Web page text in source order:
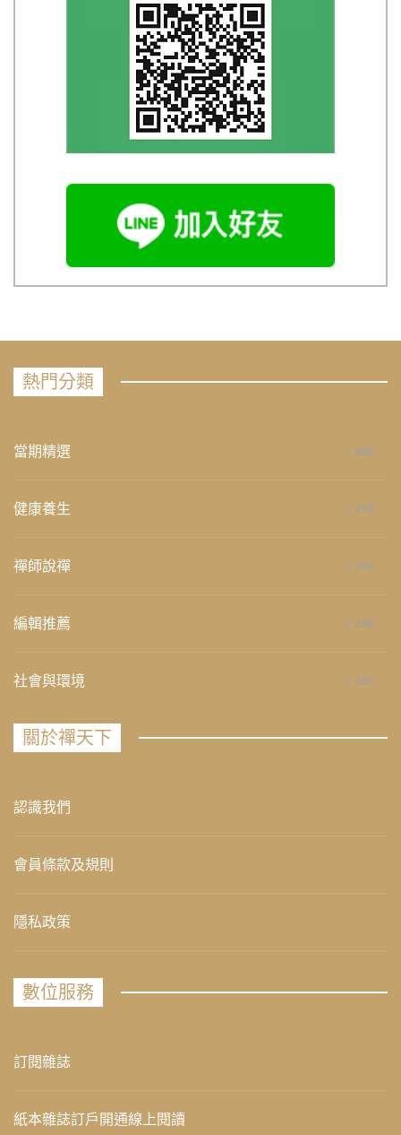
熱門分類
當期精選 658
健康養生 276
禪師說禪 267
編輯推薦 236
社會與環境 235
關於禪天下
認識我們
會員條款及規則
隱私政策
數位服務
訂閱雜誌
紙本雜誌訂戶開通線上閱讀